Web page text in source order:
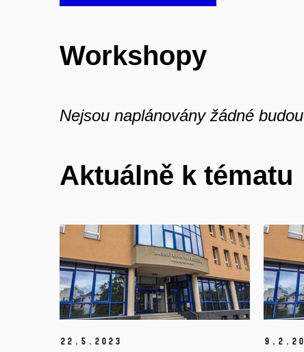
Workshopy
Nejsou naplánovány žádné
Aktuálně k tématu
22. 5. 2023 9. 2.